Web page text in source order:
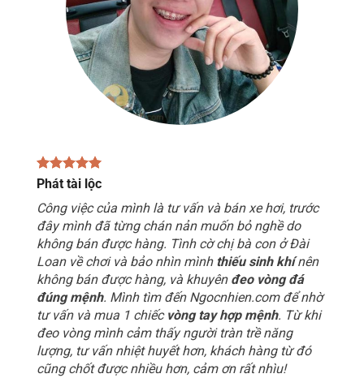
Phát tài lộc
Công việc của mình là tư vấn và bán xe hơi, trước
đây mình đã từng chán nản muốn bỏ nghề do
không bán được hàng. Tình cờ chị bà con ở Đài
Loan về chơi và bảo nhìn mình thiếu sinh khínên
không bán được hàng, và khuyên đeo vòng đá
đúng mệnh. Mình tìm đến Ngocnhien.com để nhờ
tư vấn và mua 1 chiếc vòng tay hợp mệnh. Từ khi
đeo vòng mình cảm thấy người tràn trề năng
lượng, tư vấn nhiệt huyết hơn, khách hàng từ đó
cũng chốt được nhiều hơn, cảm ơn rất nhìu!